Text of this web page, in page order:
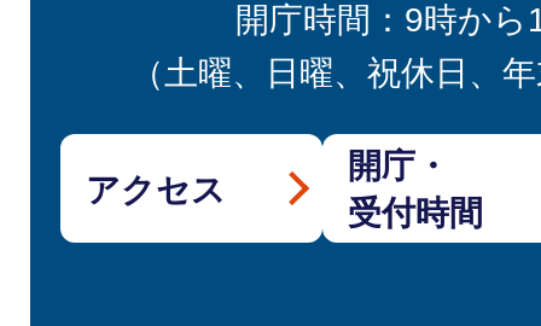
開庁時間：9時から
（土曜、日曜、祝休日、
アクセス
開庁・
受付時間